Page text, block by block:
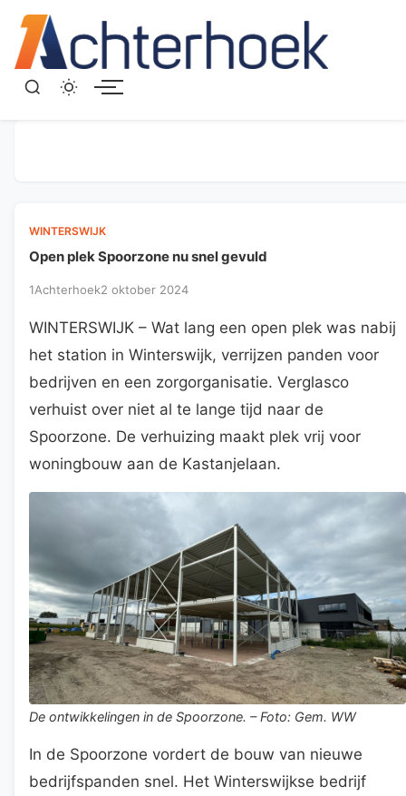
WINTERSWIJK
Open plek Spoorzone nu snel gevuld
1Achterhoek2 oktober 2024
WINTERSWIJK – Wat lang een open plek was nabij
het station in Winterswijk, verrijzen panden voor
bedrijven en een zorgorganisatie. Verglasco
verhuist over niet al te lange tijd naar de
Spoorzone. De verhuizing maakt plek vrij voor
woningbouw aan de Kastanjelaan.
De ontwikkelingen in de Spoorzone. – Foto: Gem. WW
In de Spoorzone vordert de bouw van nieuwe
bedrijfspanden snel. Het Winterswijkse bedrijf